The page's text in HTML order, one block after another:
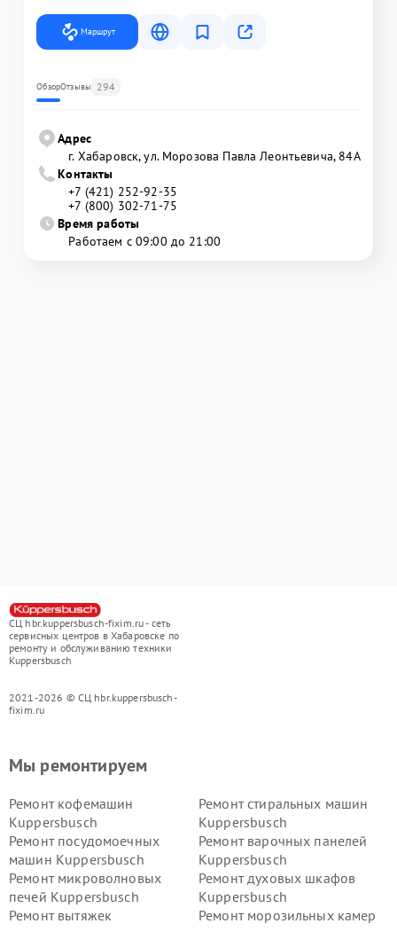
Маршрут
ОбзорОтзывы 294
Адрес
г. Хабаровск, ул. Морозова Павла Леонтьевича, 84А
Контакты
+7 (421) 252-92-35
+7 (800) 302-71-75
Время работы
Работаем с 09:00 до 21:00
СЦ hbr.kuppersbusch-fixim.ru - сеть
сервисных центров в Хабаровске по
ремонту и обслуживанию техники
Kuppersbusch
2021-2026 © СЦ hbr.kuppersbusch-
fixim.ru
Мы ремонтируем
Ремонт кофемашин
Kuppersbusch
Ремонт стиральных машин
Kuppersbusch
Ремонт посудомоечных
машин Kuppersbusch
Ремонт варочных панелей
Kuppersbusch
Ремонт микроволновых
печей Kuppersbusch
Ремонт духовых шкафов
Kuppersbusch
Ремонт вытяжек
Ремонт морозильных камер